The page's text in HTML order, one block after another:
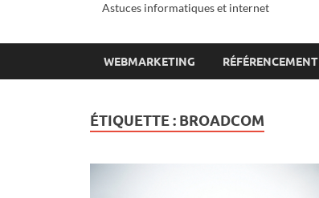
Astuces informatiques et internet
WEBMARKETING RÉFÉRENCEMENT
ÉTIQUETTE : BROADCOM